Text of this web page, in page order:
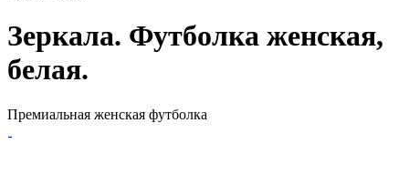
Зеркала. Футболка женская,
белая.
Премиальная женская футболка